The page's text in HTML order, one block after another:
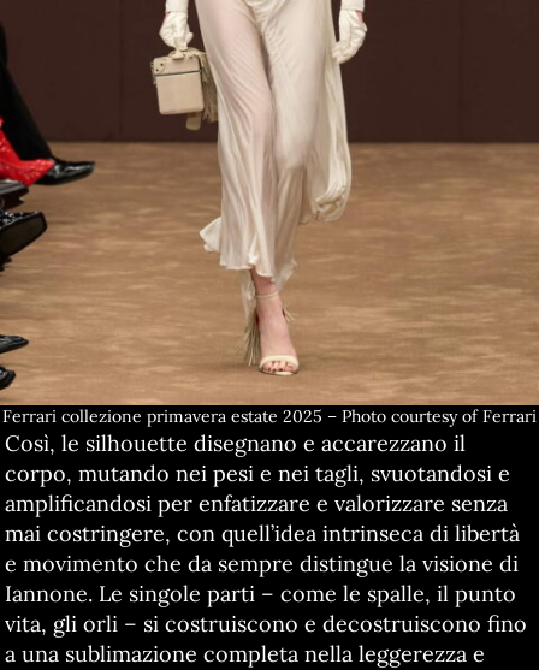
Ferrari collezione primavera estate 2025 – Photo courtesy of Ferrari
Così, le silhouette disegnano e accarezzano il
corpo, mutando nei pesi e nei tagli, svuotandosi e
amplificandosi per enfatizzare e valorizzare senza
mai costringere, con quell’idea intrinseca di libertà
e movimento che da sempre distingue la visione di
Iannone. Le singole parti – come le spalle, il punto
vita, gli orli – si costruiscono e decostruiscono fino
a una sublimazione completa nella leggerezza e